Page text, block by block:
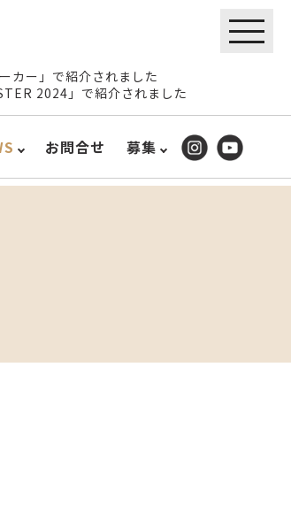
カー」で紹介されました
2024」で紹介されました
お問合せ 募集